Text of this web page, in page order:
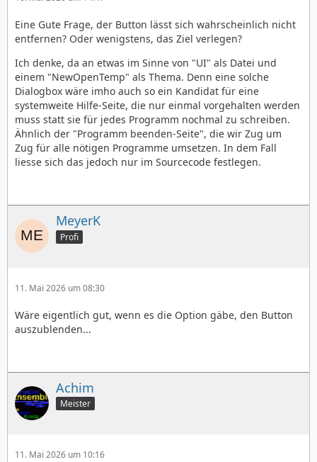
Eine Gute Frage, der Button lässt sich wahrscheinlich nicht
entfernen? Oder wenigstens, das Ziel verlegen?
Ich denke, da an etwas im Sinne von "UI" als Datei und
einem "NewOpenTemp" als Thema. Denn eine solche
Dialogbox wäre imho auch so ein Kandidat für eine
systemweite Hilfe-Seite, die nur einmal vorgehalten werden
muss statt sie für jedes Programm nochmal zu schreiben.
Ähnlich der "Programm beenden-Seite", die wir Zug um
Zug für alle nötigen Programme umsetzen. In dem Fall
liesse sich das jedoch nur im Sourcecode festlegen.
MeyerK
Profi
11. Mai 2026 um 08:30
Wäre eigentlich gut, wenn es die Option gäbe, den Button
auszublenden...
Achim
Meister
11. Mai 2026 um 10:16